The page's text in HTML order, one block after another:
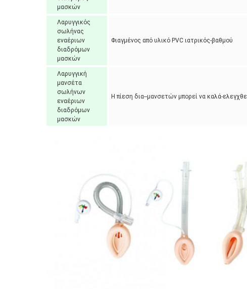
μασκών
Λαρυγγικός
σωλήνας
εναέριων
διαδρόμων
μασκών
Φιαγμένος από υλικό PVC ιατρικός-βαθμού
Λαρυγγική
μανσέτα
σωλήνων
εναέριων
διαδρόμων
μασκών
Η πίεση δια--μανσετών μπορεί να καλά-